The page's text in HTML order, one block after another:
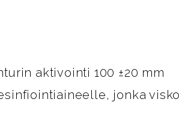
aktivointi 100 ±20 mm
jonka